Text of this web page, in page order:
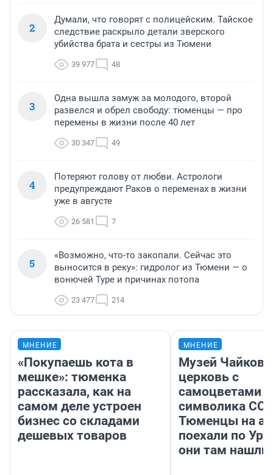
2
Думали, что говорят с полицейским. Тайское
следствие раскрыло детали зверского
убийства брата и сестры из Тюмени
39 977 48
3
Одна вышла замуж за молодого, второй
развелся и обрел свободу: тюменцы — про
перемены в жизни после 40 лет
30 347 49
4
Потеряют голову от любви. Астрологи
предупреждают Раков о переменах в жизни
уже в августе
26 581 7
5
«Возможно, что-то закопали. Сейчас это
выносится в реку»: гидролог из Тюмени — о
вонючей Туре и причинах потопа
23 477 214
МНЕНИЕ
«Покупаешь кота в
мешке»: тюменка
рассказала, как на
самом деле устроен
бизнес со складами
дешевых товаров
МНЕНИЕ
Музей
церковь с
самоцветами
символика
Тюменцы на
поехали по
они там нашли